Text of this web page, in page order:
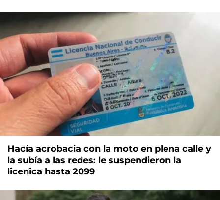
Hacía acrobacia con la moto en plena calle y
la subía a las redes: le suspendieron la
licenica hasta 2099